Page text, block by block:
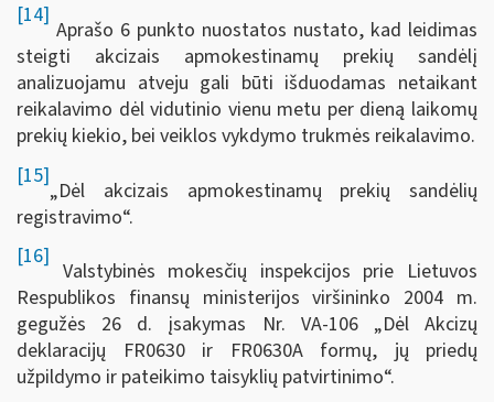
[14]
Aprašo 6 punkto nuostatos nustato, kad leidimas
steigti akcizais apmokestinamų prekių sandėlį
analizuojamu atveju gali būti išduodamas netaikant
reikalavimo dėl vidutinio vienu metu per dieną laikomų
prekių kiekio, bei veiklos vykdymo trukmės reikalavimo.
[15]
„Dėl akcizais apmokestinamų prekių sandėlių
registravimo“.
[16]
Valstybinės mokesčių inspekcijos prie Lietuvos
Respublikos finansų ministerijos viršininko 2004 m.
gegužės 26 d. įsakymas Nr. VA-106 „Dėl Akcizų
deklaracijų FR0630 ir FR0630A formų, jų priedų
užpildymo ir pateikimo taisyklių patvirtinimo“.